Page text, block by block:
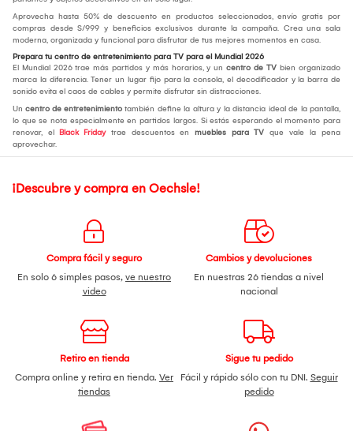
Aprovecha hasta 50% de descuento en productos seleccionados, envío gratis por
compras desde S/999 y beneficios exclusivos durante la campaña. Crea una sala
moderna, organizada y funcional para disfrutar de tus mejores momentos en casa.
Prepara tu centro de entretenimiento para TV para el Mundial 2026
El Mundial 2026 trae más partidos y más horarios, y un centro de TV bien organizado
marca la diferencia. Tener un lugar fijo para la consola, el decodificador y la barra de
sonido evita el caos de cables y permite disfrutar sin distracciones.
Un centro de entretenimiento también define la altura y la distancia ideal de la pantalla,
lo que se nota especialmente en partidos largos. Si estás esperando el momento para
renovar, el Black Fridaytrae descuentos en muebles para TV que vale la pena
aprovechar.
¡Descubre y compra en Oechsle!
Compra fácil y seguro
En solo 6 simples pasos, ve nuestro
video
Cambios y devoluciones
En nuestras 26 tiendas a nivel
nacional
Retiro en tienda
Compra online y retira en tienda. Ver
tiendas
Sigue tu pedido
Fácil y rápido sólo con tu DNI. Seguir
pedido